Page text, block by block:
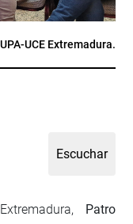
UCE Extremadura.
Patro